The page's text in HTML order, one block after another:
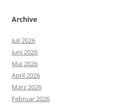
Archive
Juli 2026
Juni 2026
Mai 2026
April 2026
März 2026
Februar 2026